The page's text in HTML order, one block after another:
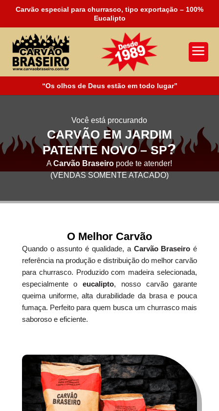
Carvão especial para churrasco, tipo exportação – 100%
Eucalipto
a
“Os olhos de Deus estão em todo lugar”
Você está procurando
CARVÃO EM JARDIM
PATENTE NOVO – SP?
ACarvão Braseiro pode te atender!
(VENDAS SOMENTE ATACADO)
O Melhor Carvão
Quando o assunto é qualidade, a Carvão Braseiro é
referência na produção e distribuição do melhor carvão
para churrasco. Produzido com madeira selecionada,
especialmente oeucalipto, nosso carvão garante
queima uniforme, alta durabilidade da brasa e pouca
fumaça. Perfeito para quem busca um churrasco mais
saboroso e eficiente.